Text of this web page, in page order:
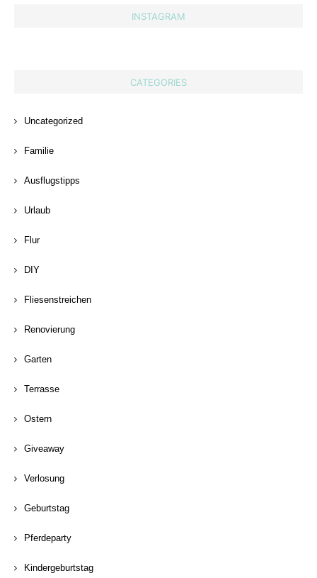
INSTAGRAM
CATEGORIES
Uncategorized
Familie
Ausflugstipps
Urlaub
Flur
DIY
Fliesenstreichen
Renovierung
Garten
Terrasse
Ostern
Giveaway
Verlosung
Geburtstag
Pferdeparty
Kindergeburtstag